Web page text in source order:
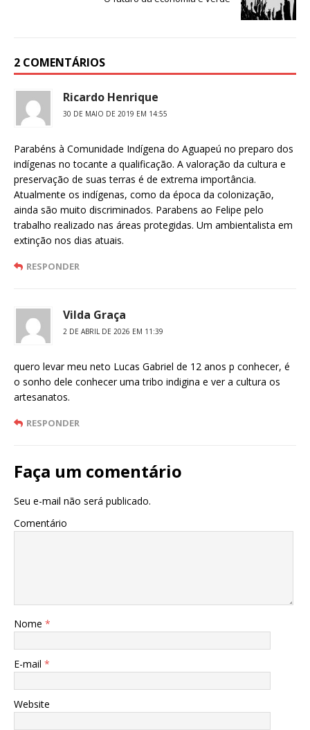
2 COMENTÁRIOS
Ricardo Henrique
30 DE MAIO DE 2019 EM 14:55
Parabéns à Comunidade Indígena do Aguapeú no preparo dos
indígenas no tocante a qualificação. A valoração da cultura e
preservação de suas terras é de extrema importância.
Atualmente os indígenas, como da época da colonização,
ainda são muito discriminados. Parabens ao Felipe pelo
trabalho realizado nas áreas protegidas. Um ambientalista em
extinção nos dias atuais.
RESPONDER
Vilda Graça
2 DE ABRIL DE 2026 EM 11:39
quero levar meu neto Lucas Gabriel de 12 anos p conhecer, é
o sonho dele conhecer uma tribo indigina e ver a cultura os
artesanatos.
RESPONDER
Faça um comentário
Seu e-mail não será publicado.
Comentário
Nome *
E-mail *
Website